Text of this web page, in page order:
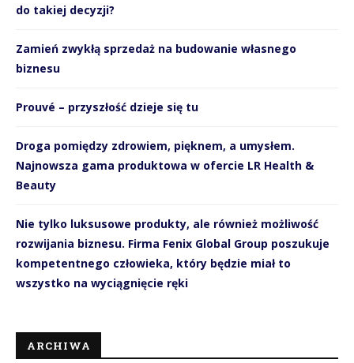
do takiej decyzji?
Zamień zwykłą sprzedaż na budowanie własnego
biznesu
Prouvé – przyszłość dzieje się tu
Droga pomiędzy zdrowiem, pięknem, a umysłem.
Najnowsza gama produktowa w ofercie LR Health &
Beauty
Nie tylko luksusowe produkty, ale również możliwość
rozwijania biznesu. Firma Fenix Global Group poszukuje
kompetentnego człowieka, który będzie miał to
wszystko na wyciągnięcie ręki
ARCHIWA